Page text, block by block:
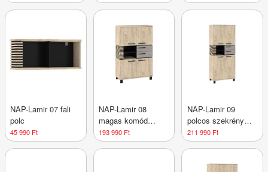
NAP-Lamir 07 fali
polc
45 990 Ft
NAP-Lamir 08
magas komód
polcokkal és
fiókokkal
193 990 Ft
NAP-Lamir 09
polcos szekrény
fiókokkal
211 990 Ft